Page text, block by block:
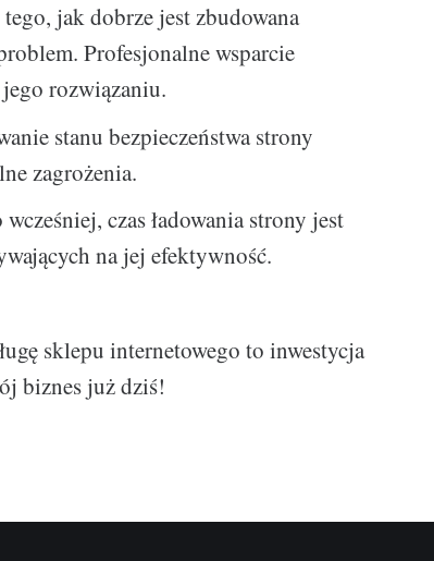
jak dobrze jest zbudowana
Profesjonalne wsparcie
rozwiązaniu.
stanu bezpieczeństwa strony
zagrożenia.
czas ładowania strony jest
na jej efektywność.
sklepu internetowego to inwestycja
biznes już dziś!